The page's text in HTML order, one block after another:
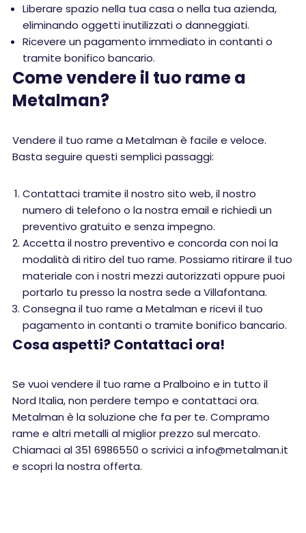
Liberare spazio nella tua casa o nella tua azienda,
eliminando oggetti inutilizzati o danneggiati.
Ricevere un pagamento immediato in contanti o
tramite bonifico bancario.
Come vendere il tuo rame a
Metalman?
Vendere il tuo rame a Metalman è facile e veloce.
Basta seguire questi semplici passaggi:
Contattaci tramite il nostro sito web, il nostro
numero di telefono o la nostra email e richiedi un
preventivo gratuito e senza impegno.
Accetta il nostro preventivo e concorda con noi la
modalità di ritiro del tuo rame. Possiamo ritirare il tuo
materiale con i nostri mezzi autorizzati oppure puoi
portarlo tu presso la nostra sede a Villafontana.
Consegna il tuo rame a Metalman e ricevi il tuo
pagamento in contanti o tramite bonifico bancario.
Cosa aspetti? Contattaci ora!
Se vuoi vendere il tuo rame a Pralboino e in tutto il
Nord Italia, non perdere tempo e contattaci ora.
Metalman è la soluzione che fa per te. Compramo
rame e altri metalli al miglior prezzo sul mercato.
Chiamaci al 351 6986550 o scrivici a info@metalman.it
e scopri la nostra offerta.